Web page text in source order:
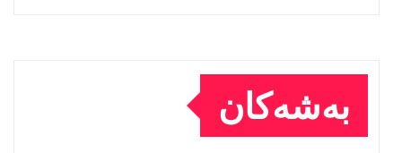
بەشەکان